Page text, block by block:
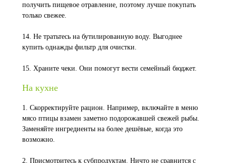
получить пищевое отравление, поэтому лучше покупать
только свежее.
14. Не тратьтесь на бутилированную воду. Выгоднее
купить однажды фильтр для очистки.
15. Храните чеки. Они помогут вести семейный бюджет.
На кухне
1. Скорректируйте рацион. Например, включайте в меню
мясо птицы взамен заметно подорожавшей свежей рыбы.
Заменяйте ингредиенты на более дешёвые, когда это
возможно.
2. Присмотритесь к субпродуктам. Ничто не сравнится с